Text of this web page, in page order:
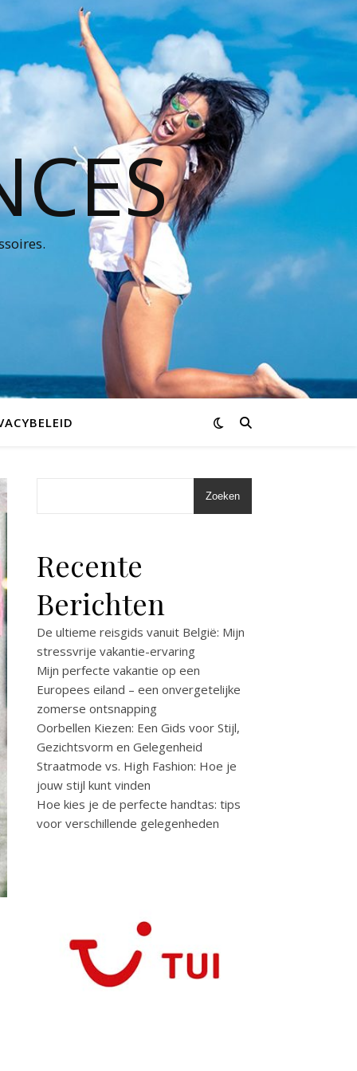
Zoeken
Recente
Berichten
De ultieme reisgids vanuit België: Mijn
stressvrije vakantie-ervaring
Mijn perfecte vakantie op een
Europees eiland – een onvergetelijke
zomerse ontsnapping
Oorbellen Kiezen: Een Gids voor Stijl,
Gezichtsvorm en Gelegenheid
Straatmode vs. High Fashion: Hoe je
jouw stijl kunt vinden
Hoe kies je de perfecte handtas: tips
voor verschillende gelegenheden